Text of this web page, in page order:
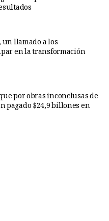
un llamado a los
en la transformación
por obras inconclusas de
$24,9 billones en